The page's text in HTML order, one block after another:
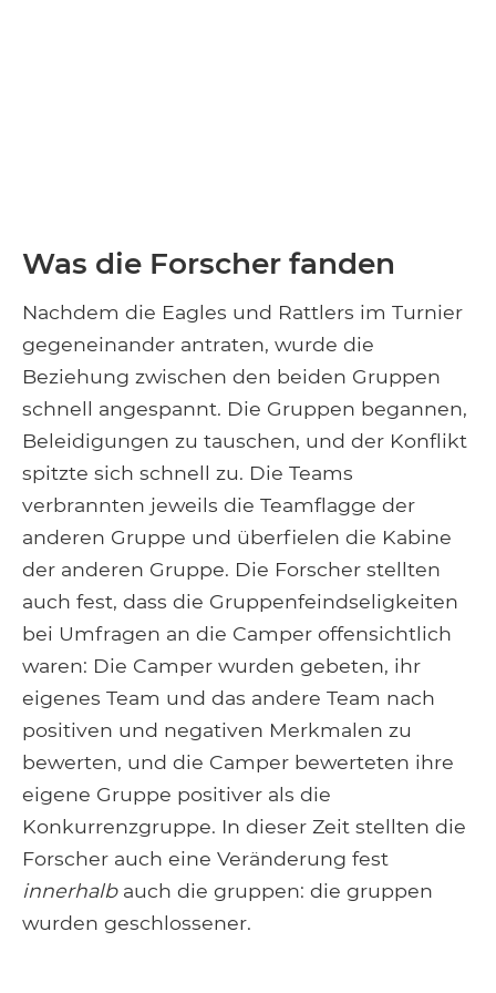
Was die Forscher fanden
Nachdem die Eagles und Rattlers im Turnier
gegeneinander antraten, wurde die
Beziehung zwischen den beiden Gruppen
schnell angespannt. Die Gruppen begannen,
Beleidigungen zu tauschen, und der Konflikt
spitzte sich schnell zu. Die Teams
verbrannten jeweils die Teamflagge der
anderen Gruppe und überfielen die Kabine
der anderen Gruppe. Die Forscher stellten
auch fest, dass die Gruppenfeindseligkeiten
bei Umfragen an die Camper offensichtlich
waren: Die Camper wurden gebeten, ihr
eigenes Team und das andere Team nach
positiven und negativen Merkmalen zu
bewerten, und die Camper bewerteten ihre
eigene Gruppe positiver als die
Konkurrenzgruppe. In dieser Zeit stellten die
Forscher auch eine Veränderung fest
innerhalbauch die gruppen: die gruppen
wurden geschlossener.